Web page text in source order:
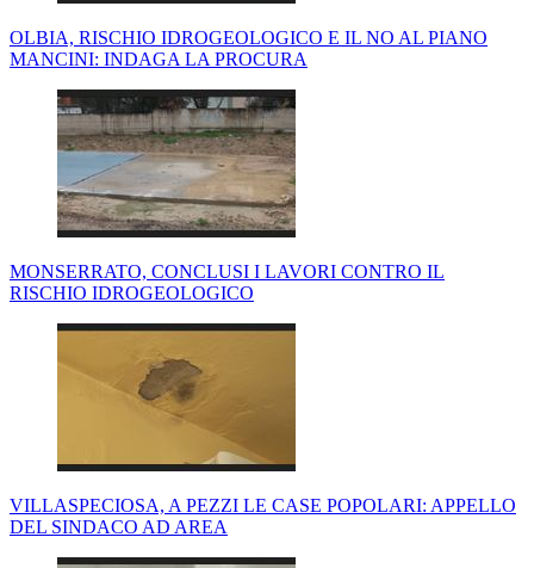
OLBIA, RISCHIO IDROGEOLOGICO E IL NO AL PIANO
MANCINI: INDAGA LA PROCURA
MONSERRATO, CONCLUSI I LAVORI CONTRO IL
RISCHIO IDROGEOLOGICO
VILLASPECIOSA, A PEZZI LE CASE POPOLARI: APPELLO
DEL SINDACO AD AREA